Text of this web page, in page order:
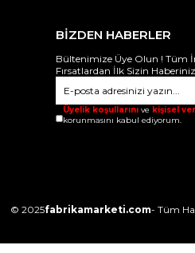
BİZDEN HABERLER
Bültenimize Üye Olun ! Tüm
Fırsatlardan İlk Sizin
Üyelik koşullarınıve kişisel
korunmasını kabul ediyorum.
© 2025fabrikamarketi.com- Tüm